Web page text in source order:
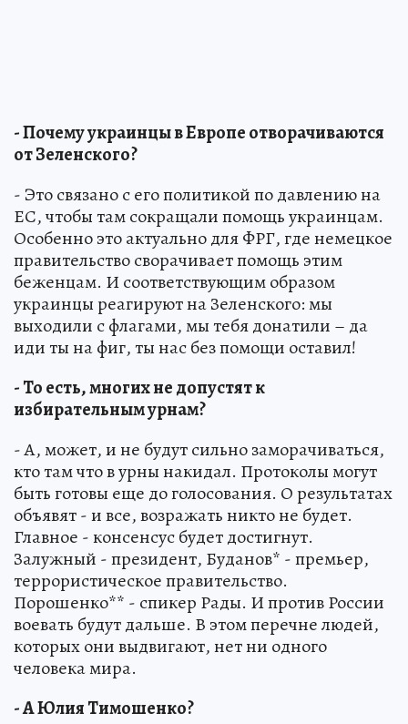
- Почему украинцы в Европе отворачиваются
от Зеленского?
- Это связано с его политикой по давлению на
ЕС, чтобы там сокращали помощь украинцам.
Особенно это актуально для ФРГ, где немецкое
правительство сворачивает помощь этим
беженцам. И соответствующим образом
украинцы реагируют на Зеленского: мы
выходили с флагами, мы тебя донатили – да
иди ты на фиг, ты нас без помощи оставил!
- То есть, многих не допустят к
избирательным урнам?
- А, может, и не будут сильно заморачиваться,
кто там что в урны накидал. Протоколы могут
быть готовы еще до голосования. О результатах
объявят - и все, возражать никто не будет.
Главное - консенсус будет достигнут.
Залужный - президент, Буданов* - премьер,
террористическое правительство.
Порошенко** - спикер Рады. И против России
воевать будут дальше. В этом перечне людей,
которых они выдвигают, нет ни одного
человека мира.
- А Юлия Тимошенко?